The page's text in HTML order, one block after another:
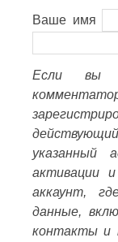
Ваше имя
Если вы
указанный
активации
аккаунт,
данные,
контакты и